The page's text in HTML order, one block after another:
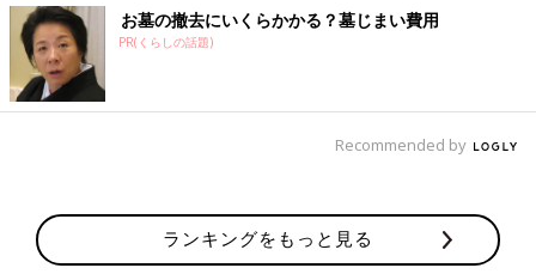
したいサニタリー用品の収納にぴったりですね。
突っ張り棒と板を使って棚をDIY！
お墓の撤去にいくらかかる？墓じまい費用
PR(くらしの話題)
Recommended by
ランキングをもっと見る